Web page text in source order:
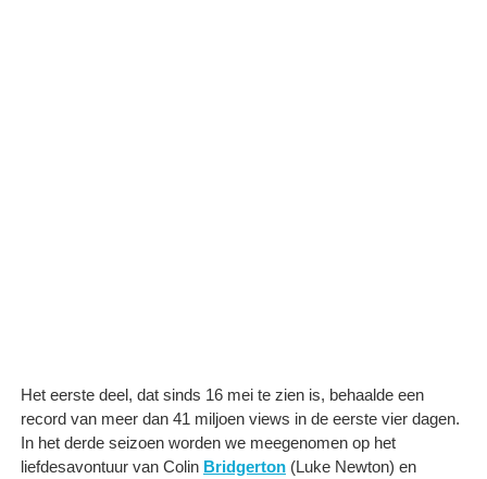
Het eerste deel, dat sinds 16 mei te zien is, behaalde een
record van meer dan 41 miljoen views in de eerste vier dagen.
In het derde seizoen worden we meegenomen op het
liefdesavontuur van Colin Bridgerton (Luke Newton) en